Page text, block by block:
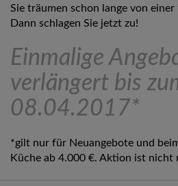
Sie träumen schon lange von einer
Dann schlagen Sie jetzt zu!
Einmalige
verlängert bis
08.04.2017*
*gilt nur für Neuangebote und
Küche ab 4.000 €. Aktion ist nicht